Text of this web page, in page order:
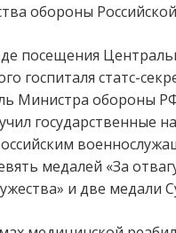
обороны
посещения
госпиталя статс-
Министра обороны
государственные
медалей «За
и две медали